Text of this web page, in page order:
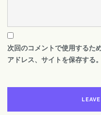
次回のコメントで使用するた
アドレス、サイトを保存する。